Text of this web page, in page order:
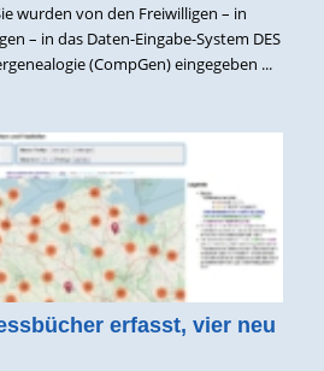
wurden von den Freiwilligen – in
– in das Daten-Eingabe-System DES
(CompGen) eingegeben ...
erfasst, vier neu